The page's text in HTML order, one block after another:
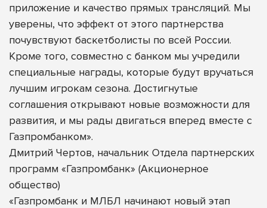
приложение и качество прямых трансляций. Мы
уверены, что эффект от этого партнерства
почувствуют баскетболисты по всей России.
Кроме того, совместно с банком мы учредили
специальные награды, которые будут вручаться
лучшим игрокам сезона. Достигнутые
соглашения открывают новые возможности для
развития, и мы рады двигаться вперед вместе с
Газпромбанком».
Дмитрий Чертов, начальник Отдела партнерских
программ «Газпромбанк» (Акционерное
общество)
«Газпромбанк и МЛБЛ начинают новый этап